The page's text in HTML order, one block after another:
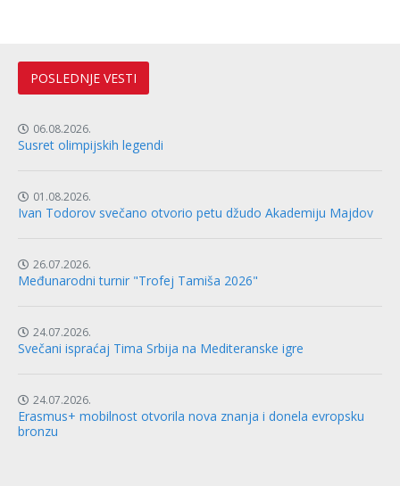
POSLEDNJE VESTI
06.08.2026.
Susret olimpijskih legendi
01.08.2026.
Ivan Todorov svečano otvorio petu džudo Akademiju Majdov
26.07.2026.
Međunarodni turnir "Trofej Tamiša 2026"
24.07.2026.
Svečani ispraćaj Tima Srbija na Mediteranske igre
24.07.2026.
Erasmus+ mobilnost otvorila nova znanja i donela evropsku
bronzu